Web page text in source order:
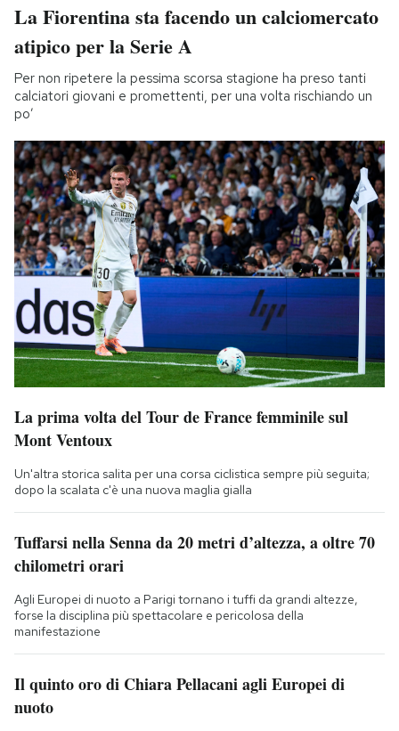
La Fiorentina sta facendo un calciomercato
atipico per la Serie A
Per non ripetere la pessima scorsa stagione ha preso tanti
calciatori giovani e promettenti, per una volta rischiando un
po’
La prima volta del Tour de France femminile sul
Mont Ventoux
Un'altra storica salita per una corsa ciclistica sempre più seguita;
dopo la scalata c'è una nuova maglia gialla
Tuffarsi nella Senna da 20 metri d’altezza, a oltre 70
chilometri orari
Agli Europei di nuoto a Parigi tornano i tuffi da grandi altezze,
forse la disciplina più spettacolare e pericolosa della
manifestazione
Il quinto oro di Chiara Pellacani agli Europei di
nuoto